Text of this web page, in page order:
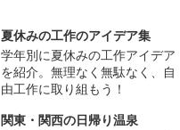
夏休みの工作のアイデア集
学年別に夏休みの工作アイデア
を紹介。無理なく無駄なく、自
由工作に取り組もう！
関東・関西の日帰り温泉